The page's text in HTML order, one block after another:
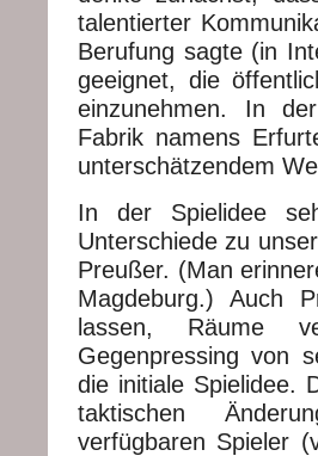
talentierter
Berufung sagte (in
geeignet, die
einzunehmen. In
Fabrik namens
unterschätzendem
In der Spielidee
Unterschiede zu
Preußer. (Man
Magdeburg.) Auch
lassen, Räume
Gegenpressing von
die initiale Spielidee.
taktischen
verfügbaren Spieler